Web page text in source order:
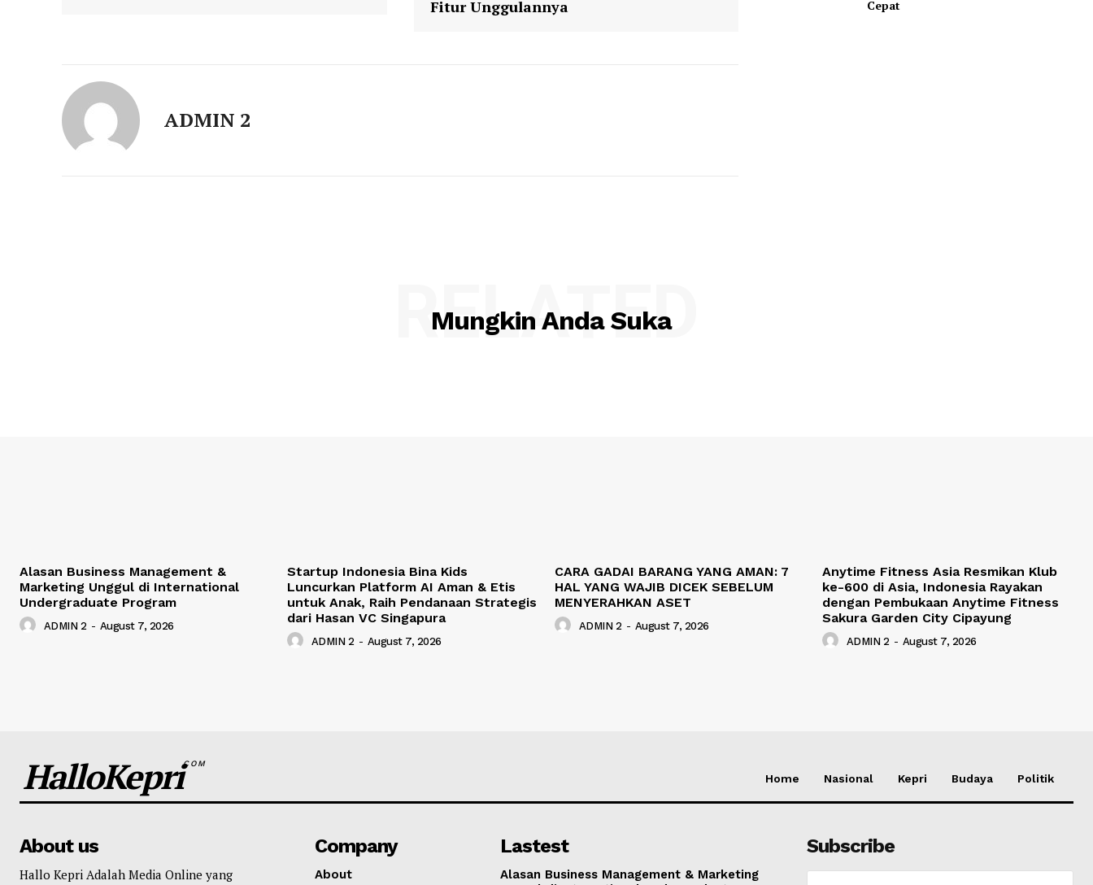
Fitur Unggulannya
ADMIN 2
Cepat
Mungkin Anda Suka
RELATED
Alasan Business Management &
Marketing Unggul di International
Undergraduate Program
ADMIN 2 - August 7, 2026
Startup Indonesia Bina Kids
Luncurkan Platform AI Aman & Etis
untuk Anak, Raih Pendanaan Strategis
dari Hasan VC Singapura
ADMIN 2 - August 7, 2026
CARA GADAI BARANG YANG AMAN: 7
HAL YANG WAJIB DICEK SEBELUM
MENYERAHKAN ASET
ADMIN 2 - August 7, 2026
Anytime Fitness Asia Resmikan Klub
ke-600 di Asia, Indonesia Rayakan
dengan Pembukaan Anytime Fitness
Sakura Garden City Cipayung
ADMIN 2 - August 7, 2026
HalloKepriCOM
Home Nasional Kepri Budaya Politik
About us
Hallo Kepri Adalah Media Online yang
Company
About
Lastest
Alasan Business Management & Marketing
Subscribe